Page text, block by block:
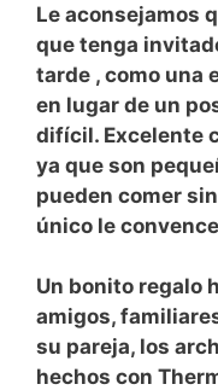
Le aconsejamos
que tenga
tarde , como una
en lugar de un
difícil. Excelente
ya que son
pueden comer
único le
Un bonito regalo
amigos,
su pareja, los
hechos con